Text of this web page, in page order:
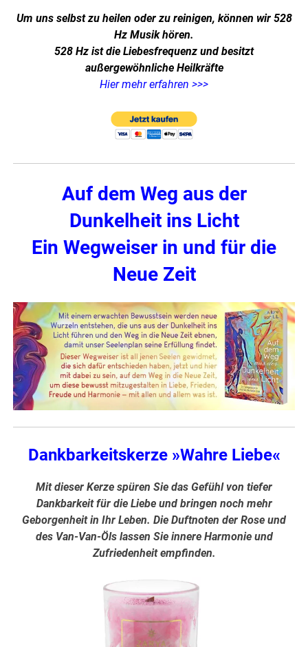
Um uns selbst zu heilen oder zu reinigen, können wir 528
Hz Musik hören.
528 Hz ist die Liebesfrequenz und besitzt
außergewöhnliche Heilkräfte
Hier mehr erfahren >>>
Auf dem Weg aus der
Dunkelheit ins Licht
Ein Wegweiser in und für die
Neue Zeit
Dankbarkeitskerze »Wahre Liebe«
Mit dieser Kerze spüren Sie das Gefühl von tiefer
Dankbarkeit für die Liebe und bringen noch mehr
Geborgenheit in Ihr Leben. Die Duftnoten der Rose und
des Van-Van-Öls lassen Sie innere Harmonie und
Zufriedenheit empfinden.